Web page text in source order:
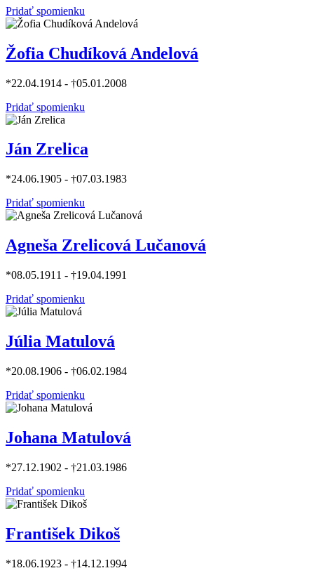
Pridať spomienku
Žofia Chudíková Andelová
*22.04.1914 - †05.01.2008
Pridať spomienku
Ján Zrelica
*24.06.1905 - †07.03.1983
Pridať spomienku
Agneša Zrelicová Lučanová
*08.05.1911 - †19.04.1991
Pridať spomienku
Júlia Matulová
*20.08.1906 - †06.02.1984
Pridať spomienku
Johana Matulová
*27.12.1902 - †21.03.1986
Pridať spomienku
František Dikoš
*18.06.1923 - †14.12.1994